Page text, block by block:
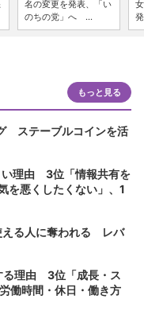
名の変更を発表、「い
のちの党」へ ...
もっと見る
ステーブルコインを活
い理由 3位「情報共有を
を悪くしたくない」、1
える人に奪われる レバ
る理由 3位「成長・ス
働時間・休日・働き方